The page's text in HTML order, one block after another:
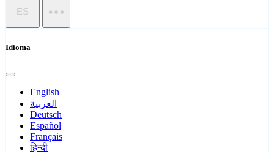
ES
Idioma
English
العربية
Deutsch
Español
Français
हिन्दी